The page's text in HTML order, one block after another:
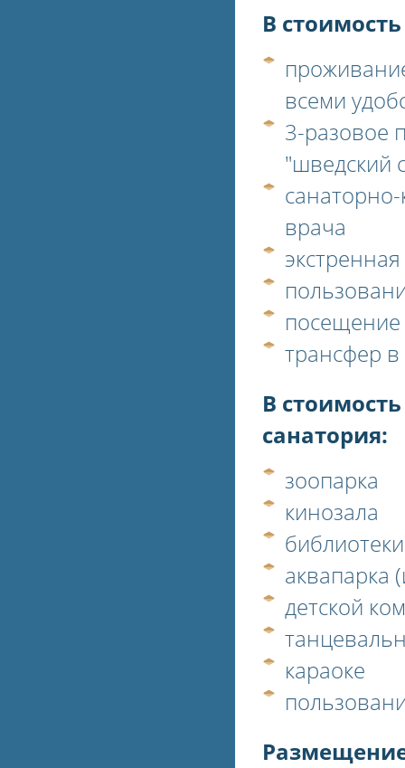
В
всеми
3-разовое
"шведский
врача
посещение
трансфер в
В
санатория:
зоопарка
кинозала
библиотеки
аквапарка
детской
караоке